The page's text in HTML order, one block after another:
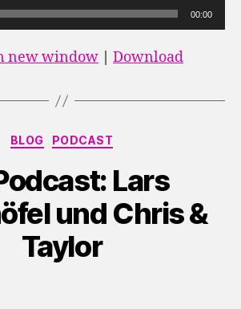
00:00
new window Download
Kategorien
BLOG PODCAST
Lars
und Chris &
Taylor